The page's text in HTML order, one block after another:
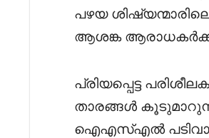
പഴയ
ആശങ്ക
പ്രിയപ്പെട്ട
താരങ്ങൾ
ഐഎസ്എൽ